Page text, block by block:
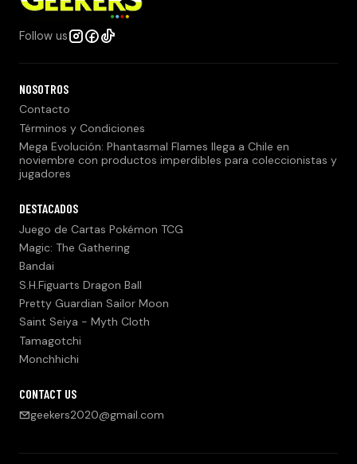
Follow us
NOSOTROS
Contacto
Términos y Condiciones
Mega Evolución: Phantasmal Flames llega a Chile en
noviembre con productos imperdibles para coleccionistas y
jugadores
DESTACADOS
Juego de Cartas Pokémon TCG
Magic: The Gathering
Bandai
S.H.Figuarts Dragon Ball
Pretty Guardian Sailor Moon
Saint Seiya - Myth Cloth
Tamagotchi
Monchhichi
CONTACT US
geekers2020@gmail.com